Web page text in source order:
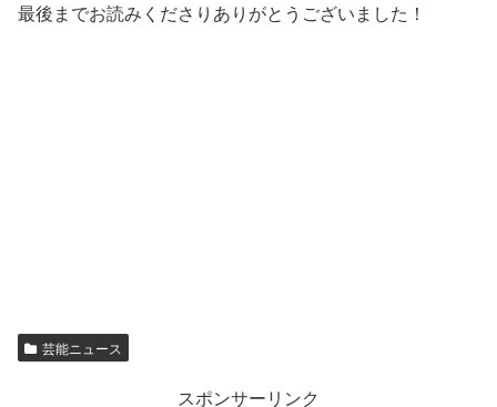
最後までお読みくださりありがとうございました！
芸能ニュース
スポンサーリンク